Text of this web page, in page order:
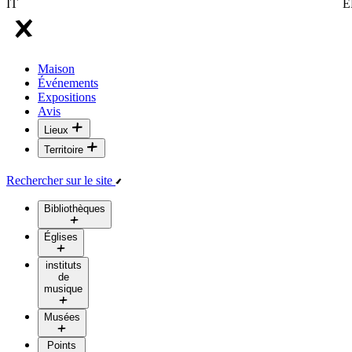
IT
Maison
Événements
Expositions
Avis
Lieux
Territoire
Rechercher sur le site
Bibliothèques
Églises
instituts
de
musique
Musées
Points